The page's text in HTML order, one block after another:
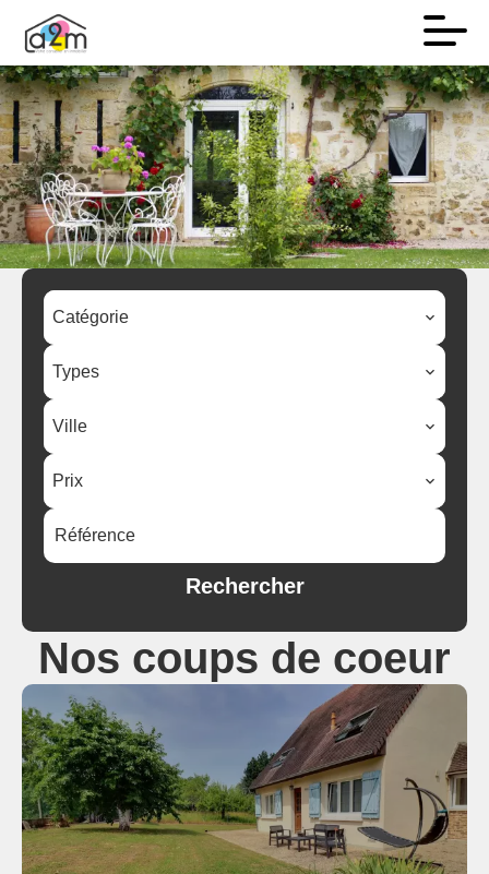
Catégorie
Types
Ville
Prix
Rechercher
Nos coups de coeur